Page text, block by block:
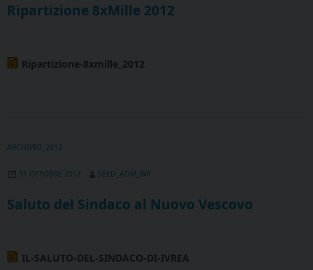
Ripartizione 8xMille 2012
Ripartizione-8xmille_2012
ARCHIVIO_2012
31 OTTOBRE 2012 SEED_ADM_WP
Saluto del Sindaco al Nuovo Vescovo
IL-SALUTO-DEL-SINDACO-DI-IVREA